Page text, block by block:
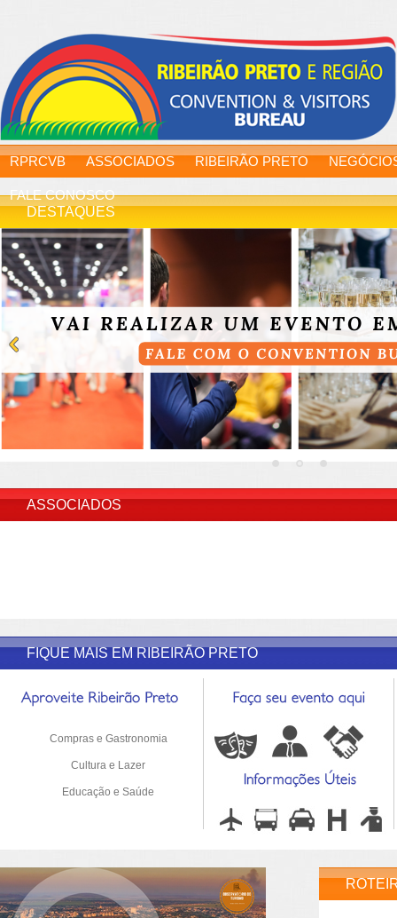
RPRCVB ASSOCIADOS RIBEIRÃO PRETO
FALE CONOSCO
DESTAQUES
ASSOCIADOS
FIQUE MAIS EM RIBEIRÃO PRETO
Compras e Gastronomia
Cultura e Lazer
Educação e Saúde